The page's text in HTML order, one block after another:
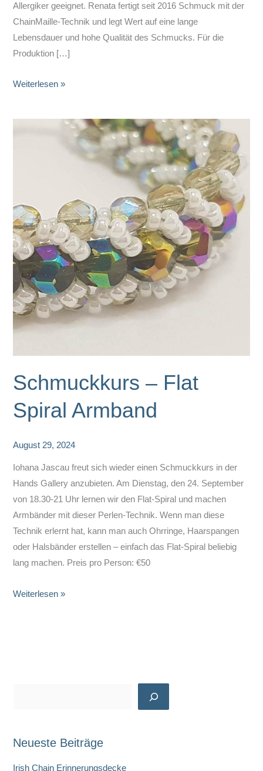
Allergiker geeignet. Renata fertigt seit 2016 Schmuck mit der
ChainMaille-Technik und legt Wert auf eine lange
Lebensdauer und hohe Qualität des Schmucks. Für die
Produktion […]
ChainMaille
Weiterlesen »
Schmuckkurs – Flat
Spiral Armband
August 29, 2024
Iohana Jascau freut sich wieder einen Schmuckkurs in der
Hands Gallery anzubieten. Am Dienstag, den 24. September
von 18.30-21 Uhr lernen wir den Flat-Spiral und machen
Armbänder mit dieser Perlen-Technik. Wenn man diese
Technik erlernt hat, kann man auch Ohrringe, Haarspangen
oder Halsbänder erstellen – einfach das Flat-Spiral beliebig
lang machen. Preis pro Person: €50
Schmuckkurs
Weiterlesen »
h
Neueste Beiträge
Irish Chain Erinnerungsdecke